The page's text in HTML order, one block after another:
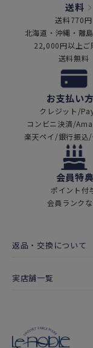
送料
送料770円
北海道・沖縄・離
22,000円以上ご
送料無料
お支払い
クレジット/
コンビニ決済/
楽天ペイ/銀行振込
会員特典
ポイント付
会員ランク
返品・交換について
実店舗一覧